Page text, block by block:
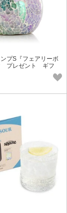
プS『フェアリーボ
プレゼント ギフ